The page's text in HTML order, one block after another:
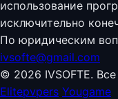
использование
исключительно
По юридическим
ivsofte@gmail.com
© 2026 IVSOFTE.
Elitepvpers Yougame